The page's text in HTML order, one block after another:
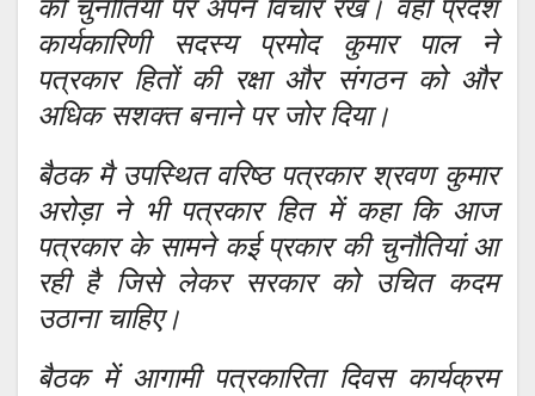
की चुनौतियों पर अपने विचार रखे। वहीं प्रदेश
कार्यकारिणी सदस्य प्रमोद कुमार पाल ने
पत्रकार हितों की रक्षा और संगठन को और
अधिक सशक्त बनाने पर जोर दिया।
बैठक मै उपस्थित वरिष्ठ पत्रकार श्रवण कुमार
अरोड़ा ने भी पत्रकार हित में कहा कि आज
पत्रकार के सामने कई प्रकार की चुनौतियां आ
रही है जिसे लेकर सरकार को उचित कदम
उठाना चाहिए।
बैठक में आगामी पत्रकारिता दिवस कार्यक्रम